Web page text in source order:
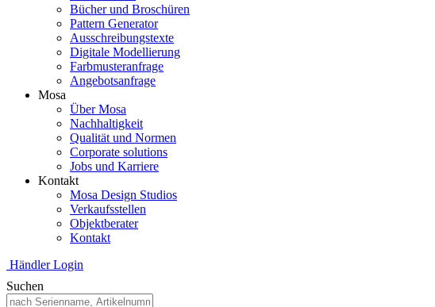
Bücher und Broschüren
Pattern Generator
Ausschreibungstexte
Digitale Modellierung
Farbmusteranfrage
Angebotsanfrage
Mosa
Über Mosa
Nachhaltigkeit
Qualität und Normen
Corporate solutions
Jobs und Karriere
Kontakt
Mosa Design Studios
Verkaufsstellen
Objektberater
Kontakt
Händler Login
Suchen